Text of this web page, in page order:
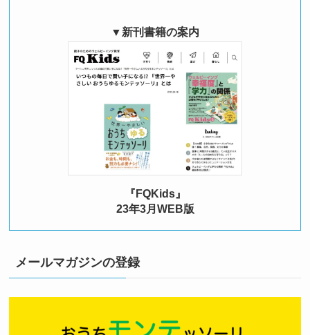
▼新刊書籍の案内
『FQKids』
23年3月WEB版
メールマガジンの登録